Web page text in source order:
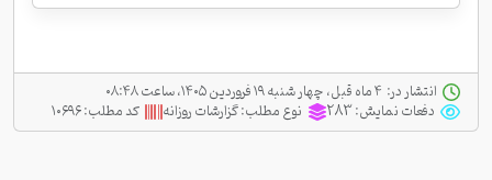
انتشار در:
دفعات نمایش:283 نوع مطلب:گزارشات روزانه کد مطلب:۱۰۶۹۶